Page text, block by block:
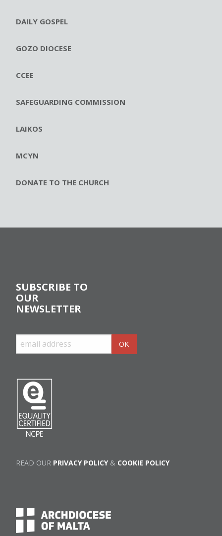
DAILY GOSPEL
GOZO DIOCESE
CCEE
SAFEGUARDING COMMISSION
LAIKOS
MCYN
DONATE TO THE CHURCH
SUBSCRIBE TO
OUR
NEWSLETTER
READ OUR PRIVACY POLICY& COOKIE POLICY